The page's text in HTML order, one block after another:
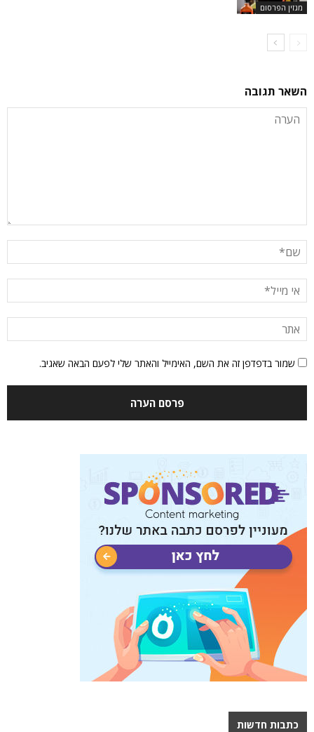
מגזין הפרסום
השאר תגובה
שמור בדפדפן זה את השם, האימייל והאתר שלי לפעם הבאה שאגיב.
כתבות חדשות